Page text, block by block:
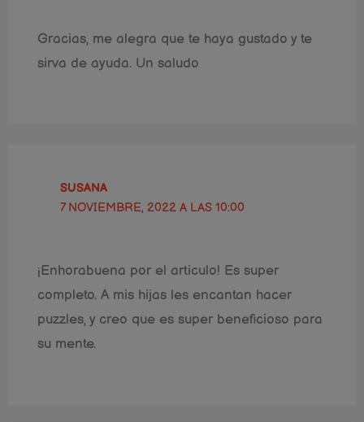
Gracias, me alegra que te haya gustado y te
sirva de ayuda. Un saludo
SUSANA
7 NOVIEMBRE, 2022 A LAS 10:00
¡Enhorabuena por el articulo! Es super
completo. A mis hijas les encantan hacer
puzzles, y creo que es super beneficioso para
su mente.